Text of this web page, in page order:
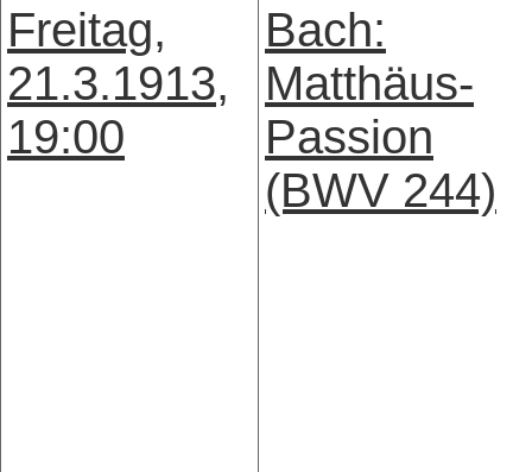
Freitag,
21.3.1913,
19:00
Bach:
Matthäus-
Passion
(BWV 244)